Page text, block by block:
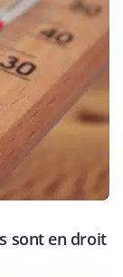
sont en droit